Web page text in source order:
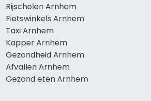
Rijscholen Arnhem
Fietswinkels Arnhem
Taxi Arnhem
Kapper Arnhem
Gezondheid Arnhem
Afvallen Arnhem
Gezond eten Arnhem